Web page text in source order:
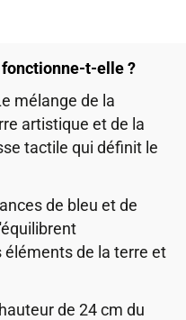
t-elle ?
mélange de la
artistique et de la
tactile qui définit le
de bleu et de
de la terre et
de 24 cm du